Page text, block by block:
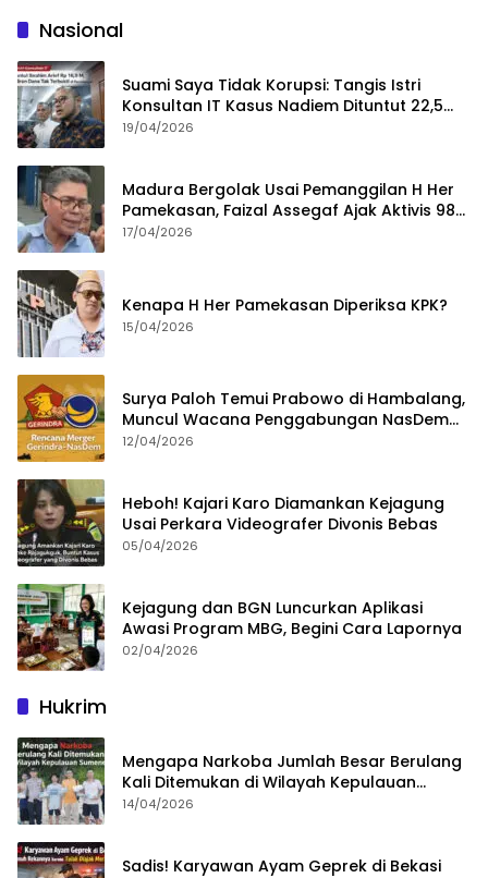
Nasional
Suami Saya Tidak Korupsi: Tangis Istri
Konsultan IT Kasus Nadiem Dituntut 22,5
Tahun
19/04/2026
Madura Bergolak Usai Pemanggilan H Her
Pamekasan, Faizal Assegaf Ajak Aktivis 98
Bongkar Permainan KPK
17/04/2026
Kenapa H Her Pamekasan Diperiksa KPK?
15/04/2026
Surya Paloh Temui Prabowo di Hambalang,
Muncul Wacana Penggabungan NasDem
dan Gerindra
12/04/2026
Heboh! Kajari Karo Diamankan Kejagung
Usai Perkara Videografer Divonis Bebas
05/04/2026
Kejagung dan BGN Luncurkan Aplikasi
Awasi Program MBG, Begini Cara Lapornya
02/04/2026
Hukrim
Mengapa Narkoba Jumlah Besar Berulang
Kali Ditemukan di Wilayah Kepulauan
Sumenep?
14/04/2026
Sadis! Karyawan Ayam Geprek di Bekasi